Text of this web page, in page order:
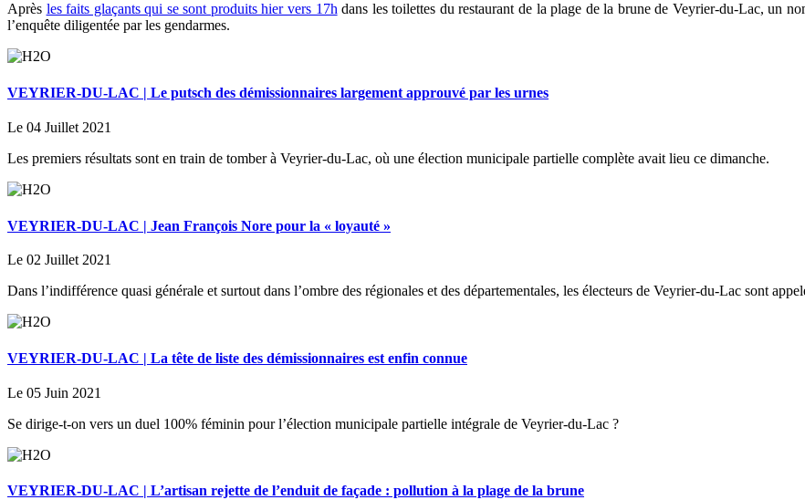
Après les faits glaçants qui se sont produits hier vers 17h dans les toilettes du restaurant de la plage de la brune de Veyrier-du-Lac, un
l’enquête diligentée par les gendarmes.
VEYRIER-DU-LAC | Le putsch des démissionnaires largement approuvé par les urnes
Le 04 Juillet 2021
Les premiers résultats sont en train de tomber à Veyrier-du-Lac, où une élection municipale partielle complète avait lieu ce dimanche.
VEYRIER-DU-LAC | Jean François Nore pour la « loyauté »
Le 02 Juillet 2021
Dans l’indifférence quasi générale et surtout dans l’ombre des régionales et des départementales, les électeurs de Veyrier-du-Lac sont
VEYRIER-DU-LAC | La tête de liste des démissionnaires est enfin connue
Le 05 Juin 2021
Se dirige-t-on vers un duel 100% féminin pour l’élection municipale partielle intégrale de Veyrier-du-Lac ?
VEYRIER-DU-LAC | L’artisan rejette de l’enduit de façade : pollution à la plage de la brune